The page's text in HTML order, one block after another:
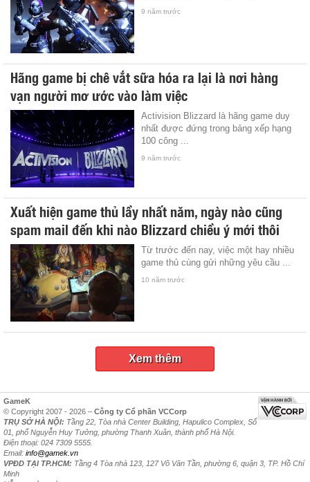
9 năm trước
Hãng game bị chê vắt sữa hóa ra lại là nơi hàng
vạn người mơ ước vào làm việc
Activision Blizzard là hãng game duy
nhất được đứng trong bảng xếp hạng
100 công ...
9 năm trước
Xuất hiện game thủ lầy nhất năm, ngày nào cũng
spam mail đến khi nào Blizzard chiều ý mới thôi
Từ trước đến nay, việc một hay nhiều
game thủ cùng gửi những yêu cầu ...
10 năm trước
Xem thêm
GameK
© Copyright 2007 - 2026 – Công ty Cổ phần VCCorp
TRỤ SỞ HÀ NỘI: Tầng 22, Tòa nhà Center Building, Hapulico Complex, Số
01, phố Nguyễn Huy Tưởng, phường Thanh Xuân, thành phố Hà Nội.
Điện thoại: 024 7309 5555.
Email: info@gamek.vn
VPĐD TẠI TP.HCM: Tầng 4 Tòa nhà 123, 127 Võ Văn Tần, phường 6, quận 3, TP. Hồ Chí
Minh